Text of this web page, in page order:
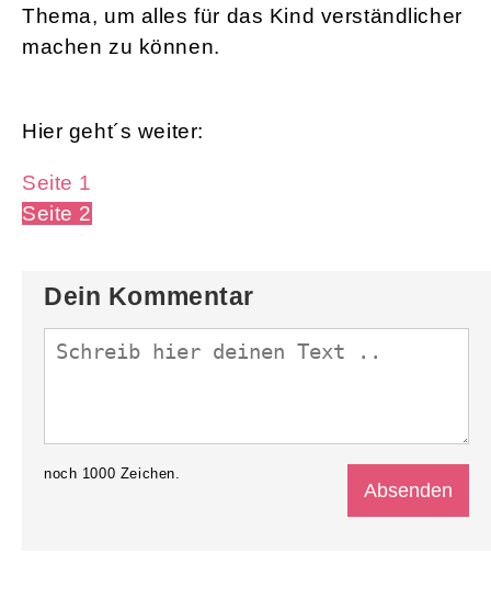
Thema, um alles für das Kind verständlicher
machen zu können.
Hier geht´s weiter:
Seite 1
Seite 2
Dein Kommentar
noch 1000 Zeichen.